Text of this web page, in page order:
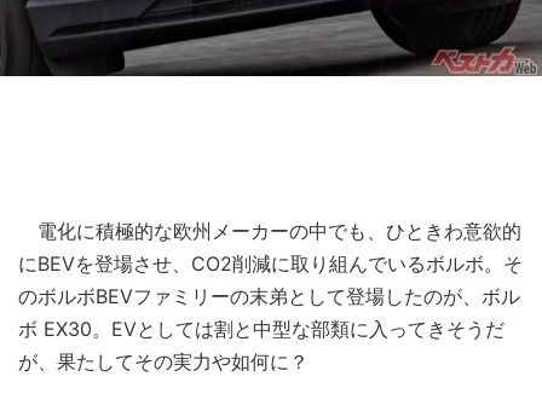
電化に積極的な欧州メーカーの中でも、ひときわ意欲的
にBEVを登場させ、CO2削減に取り組んでいるボルボ。そ
のボルボBEVファミリーの末弟として登場したのが、ボル
ボ EX30。EVとしては割と中型な部類に入ってきそうだ
が、果たしてその実力や如何に？